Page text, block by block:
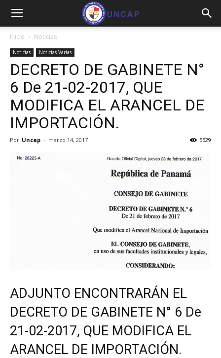
Inicio Noticias
Noticias Noticias Varias
DECRETO DE GABINETE N°
6 De 21-02-2017, QUE
MODIFICA EL ARANCEL DE
IMPORTACIÓN.
Por Uncap - marzo 14, 2017 5529
ADJUNTO ENCONTRARÁN EL
DECRETO DE GABINETE N° 6 De
21-02-2017, QUE MODIFICA EL
ARANCEL DE IMPORTACIÓN.